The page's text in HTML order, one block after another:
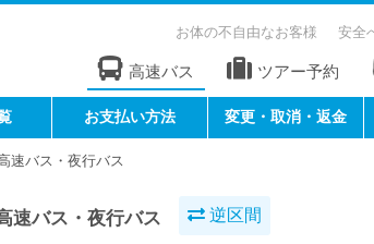
お体の不自由なお客様 安全
高速バス ツアー予約
お支払い方法 変更・取消・返金
速バス・夜行バス
速バス・夜行バス 逆区間